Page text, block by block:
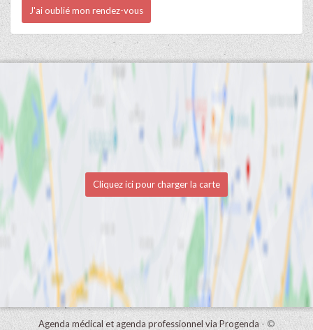
J'ai oublié mon rendez-vous
Cliquez ici pour charger la carte
Agenda médical et agenda professionnel via Progenda - ©